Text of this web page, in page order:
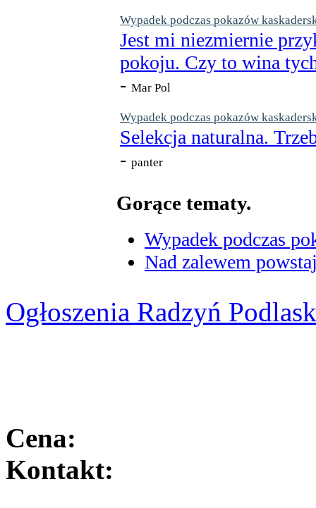
Wypadek podczas pokazów
Jest mi niezmiernie
pokoju. Czy to wina
- Mar Pol
Wypadek podczas pokazów
Selekcja naturalna.
- panter
Gorące tematy.
Wypadek podczas
Nad zalewem
Ogłoszenia Radzyń
Cena:
Kontakt: